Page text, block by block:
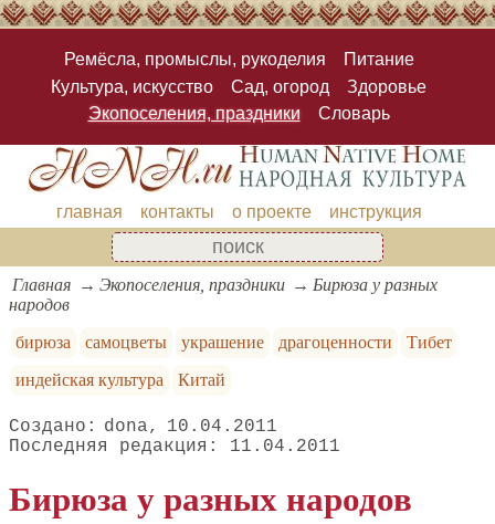
Ремёсла, промыслы, рукоделия
Питание
Культура, искусство
Сад, огород
Здоровье
Экопоселения, праздники
Словарь
главная контакты о проекте инструкция
Главная Экопоселения, праздники
Бирюза у разных
народов
бирюза
самоцветы украшение драгоценности
Тибет
индейская культура
Китай
dona
10.04.2011
11.04.2011
Бирюза у разных народов